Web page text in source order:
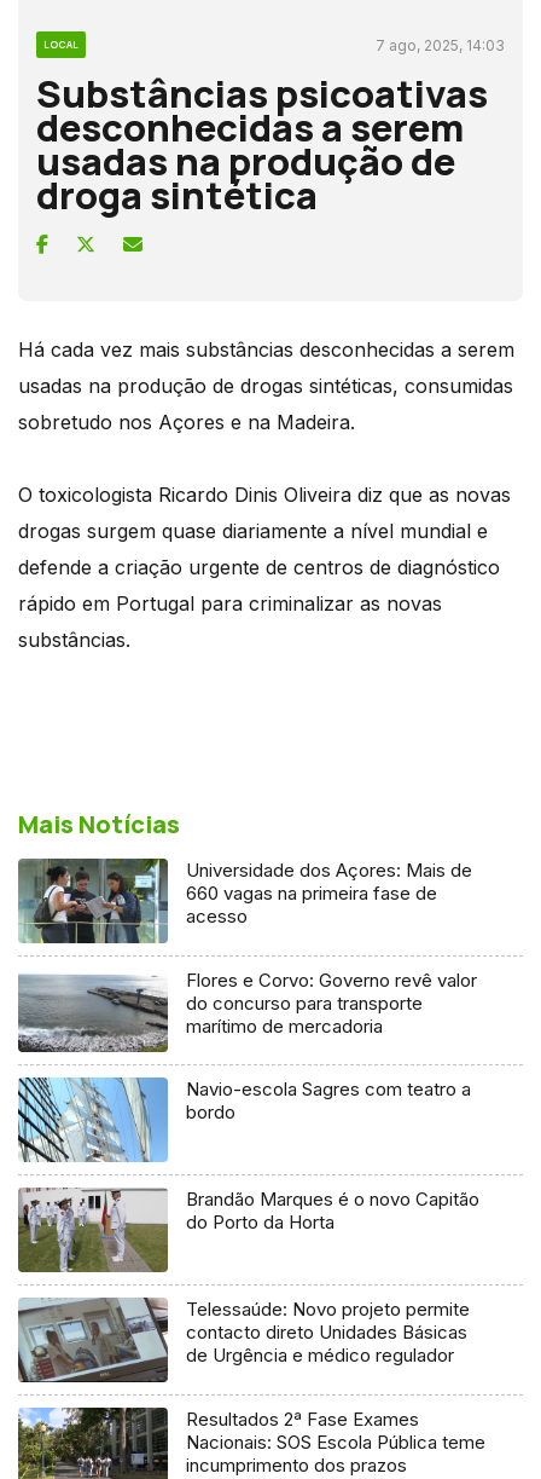
LOCAL 7 ago, 2025, 14:03
Substâncias psicoativas
desconhecidas a serem
usadas na produção de
droga sintética
Há cada vez mais substâncias desconhecidas a serem
usadas na produção de drogas sintéticas, consumidas
sobretudo nos Açores e na Madeira.
O toxicologista Ricardo Dinis Oliveira diz que as novas
drogas surgem quase diariamente a nível mundial e
defende a criação urgente de centros de diagnóstico
rápido em Portugal para criminalizar as novas
substâncias.
Mais Notícias
Universidade dos Açores: Mais de
660 vagas na primeira fase de
acesso
Flores e Corvo: Governo revê valor
do concurso para transporte
marítimo de mercadoria
Navio-escola Sagres com teatro a
bordo
Brandão Marques é o novo Capitão
do Porto da Horta
Telessaúde: Novo projeto permite
contacto direto Unidades Básicas
de Urgência e médico regulador
Resultados 2ª Fase Exames
Nacionais: SOS Escola Pública teme
incumprimento dos prazos